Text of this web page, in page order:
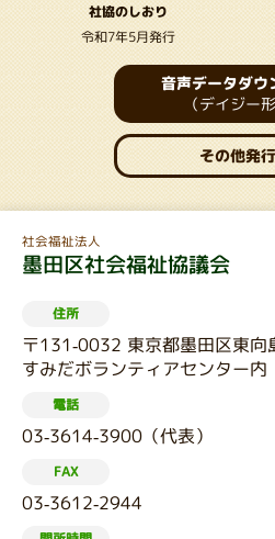
社協のしおり
令和7年5月発行
音声データダウ
（デイジー
その他発
社会福祉法人
墨田区社会福祉協議会
住所
〒131-0032 東京都墨田区東向
すみだボランティアセンター内
電話
03-3614-3900（代表）
FAX
03-3612-2944